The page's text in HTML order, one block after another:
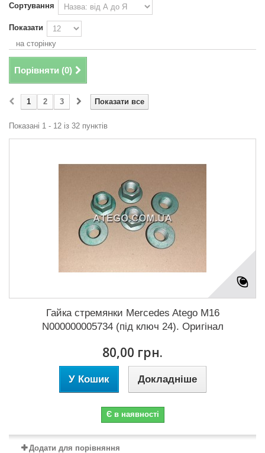
Сортування
Показати
на сторінку
Порівняти (0)
Показати все
1 2 3
Показані 1 - 12 із 32 пунктів
Гайка стремянки Mercedes Atego M16
N000000005734 (під ключ 24). Оригінал
80,00 грн.
У Кошик Докладніше
Є в наявності
Додати для порівняння